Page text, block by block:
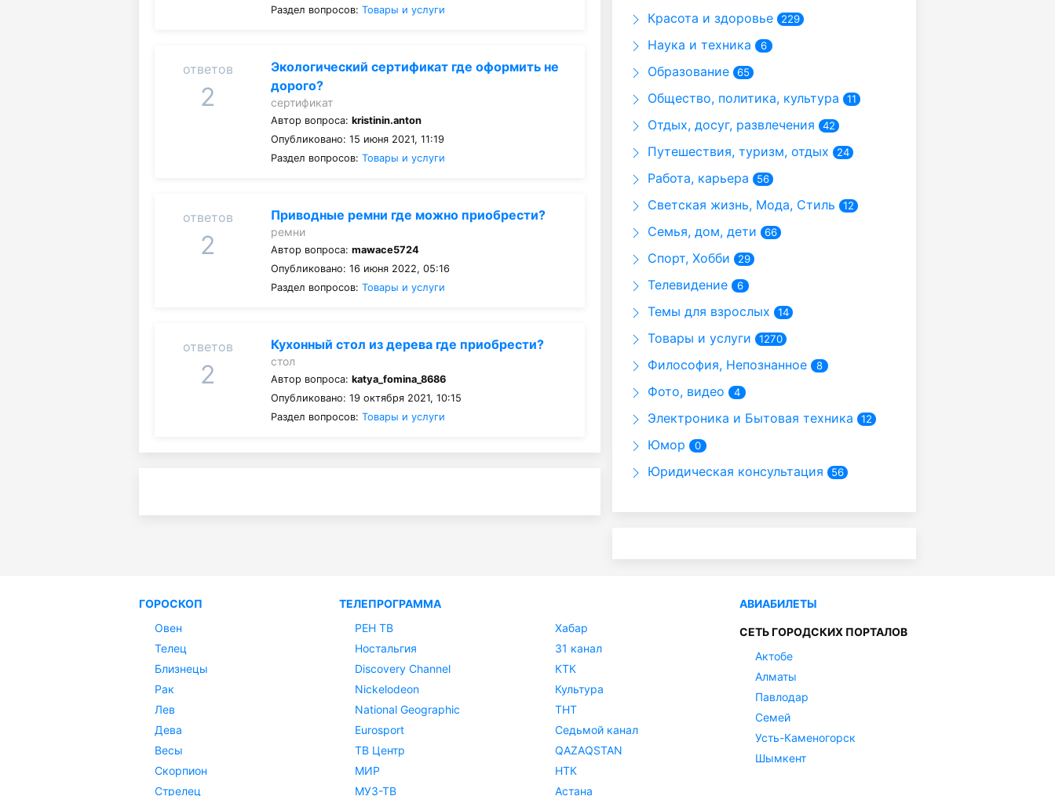
Раздел вопросов:Товары и услуги
ответов
2
Экологический сертификат где оформить не
дорого?
сертификат
Автор вопроса:kristinin.anton
Опубликовано: 15 июня 2021, 11:19
Раздел вопросов:Товары и услуги
ответов
2
Приводные ремни где можно приобрести?
ремни
Автор вопроса:mawace5724
Опубликовано: 16 июня 2022, 05:16
Раздел вопросов:Товары и услуги
ответов
2
Кухонный стол из дерева где приобрести?
стол
Автор вопроса:katya_fomina_8686
Опубликовано: 19 октября 2021, 10:15
Раздел вопросов:Товары и услуги
Красота и здоровье 229
Наука и техника 6
Образование 65
Общество, политика, культура 11
Отдых, досуг, развлечения 42
Путешествия, туризм, отдых 24
Работа, карьера 56
Светская жизнь, Мода, Стиль 12
Семья, дом, дети 66
Спорт, Хобби 29
Телевидение 6
Темы для взрослых 14
Товары и услуги 1270
Философия, Непознанное 8
Фото, видео 4
Электроника и Бытовая техника 12
Юмор 0
Юридическая консультация 56
ГОРОСКОП
Овен
Телец
Близнецы
Рак
Лев
Дева
Весы
Скорпион
Стрелец
ТЕЛЕПРОГРАММА
РЕН ТВ
Ностальгия
Discovery Channel
Nickelodeon
National Geographic
Eurosport
ТВ Центр
МИР
МУЗ-ТВ
Хабар
31 канал
КТК
Культура
ТНТ
Седьмой канал
QAZAQSTAN
НТК
Астана
АВИАБИЛЕТЫ
СЕТЬ ГОРОДСКИХ ПОРТАЛОВ
Актобе
Алматы
Павлодар
Семей
Усть-Каменогорск
Шымкент